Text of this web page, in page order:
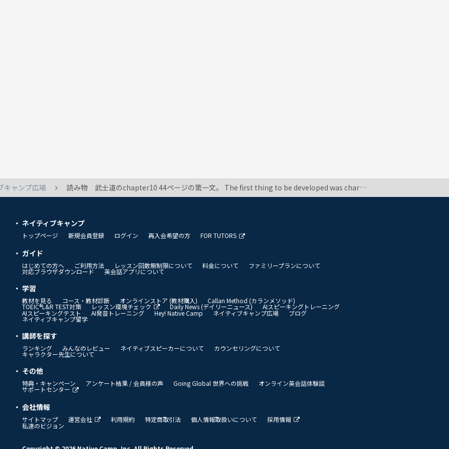
キャンプ広場 読み物 武士道のchapter10 44ページの第一文。 The first thing to be developed was character;of less importance was being carfeful in one’s activities,intelligence and logic. ①to be developed はthe fist thing にかかっているのでしょうか？ ②of less importanceは主語でしょうか。このofの前は名詞が省略されているのでしょうか。 以上どなたか教えていただけますでしょうか。
ネイティブキャンプ
トップページ 新規会員登録 ログイン 再入会希望の方 FOR TUTORS
ガイド
はじめての方へ ご利用方法 レッスン回数無制限について 料金について ファミリープランについて
対応ブラウザダウンロード 英会話アプリについて
学習
教材を見る コース・教材診断 オンラインストア (教材購入) Callan Method (カランメソッド)
TOEIC®L&R TEST対策 レッスン環境チェック Daily News (デイリーニュース)
AIスピーキングトレーニング
AIスピーキングテスト
AI発音トレーニング Hey! Native Camp ネイティブキャンプ広場 ブログ
ネイティブキャンプ留学
講師を探す
ランキング みんなのレビュー ネイティブスピーカーについて カウンセリングについて
キャラクター先生について
その他
特典・キャンペーン アンケート結果 / 会員様の声 Going Global 世界への挑戦 オンライン英会話体験談
サポートセンター
会社情報
サイトマップ 運営会社 利用規約 特定商取引法 個人情報取扱いについて 採用情報
私達のビジョン